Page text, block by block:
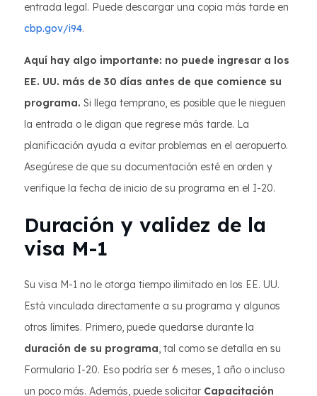
entrada legal. Puede descargar una copia más tarde en
cbp.gov/i94.
Aquí hay algo importante: no puede ingresar a los
EE. UU. más de 30 días antes de que comience su
programa. Si llega temprano, es posible que le nieguen
la entrada o le digan que regrese más tarde. La
planificación ayuda a evitar problemas en el aeropuerto.
Asegúrese de que su documentación esté en orden y
verifique la fecha de inicio de su programa en el I-20.
Duración y validez de la
visa M-1
Su visa M-1 no le otorga tiempo ilimitado en los EE. UU.
Está vinculada directamente a su programa y algunos
otros límites. Primero, puede quedarse durante la
duración de su programa, tal como se detalla en su
Formulario I-20. Eso podría ser 6 meses, 1 año o incluso
un poco más. Además, puede solicitar Capacitación